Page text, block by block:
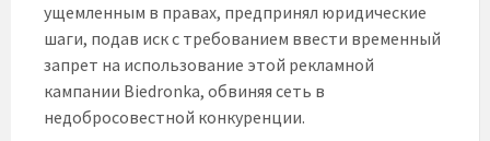
ущемленным в правах, предпринял юридические
шаги, подав иск с требованием ввести временный
запрет на использование этой рекламной
кампании Biedronka, обвиняя сеть в
недобросовестной конкуренции.